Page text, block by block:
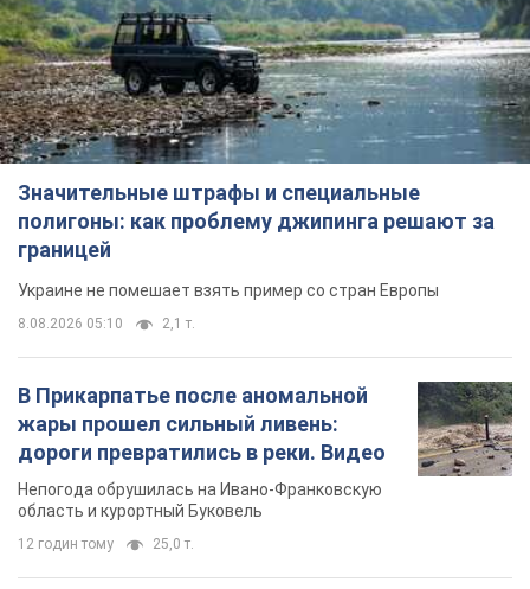
Значительные штрафы и специальные
полигоны: как проблему джипинга решают за
границей
Украине не помешает взять пример со стран Европы
8.08.2026 05:10 2,1 т.
В Прикарпатье после аномальной
жары прошел сильный ливень:
дороги превратились в реки. Видео
Непогода обрушилась на Ивано-Франковскую
область и курортный Буковель
12 годин тому 25,0 т.